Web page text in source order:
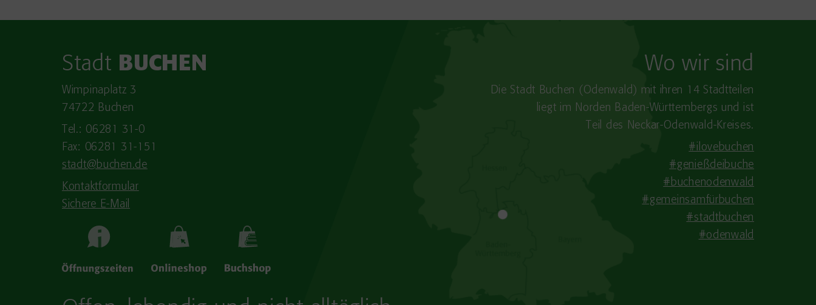
Stadt BUCHEN
Wimpinaplatz 3
74722 Buchen
Tel.: 06281 31-0
Fax: 06281 31-151
stadt@buchen.de
Kontaktformular
Sichere E-Mail
Wo wir sind
Die Stadt Buchen (Odenwald) mit ihren 14 Stadtteilen
liegt im Norden Baden-​Württembergs und ist
Teil des Neckar-Odenwald-Kreises.
#ilovebuchen
#genießdeibuche
#buchenodenwald
#gemeinsamfürbuchen
#stadtbuchen
#odenwald